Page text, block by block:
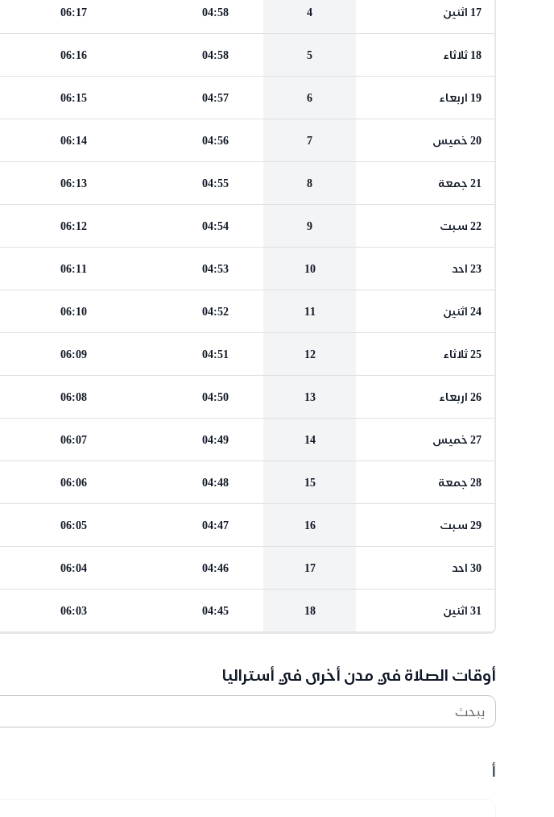
17 اثنين 4
04:58
06:17
18 ثلاثاء 5
04:58
06:16
19 اربعاء 6
04:57
06:15
20 خميس 7
04:56
06:14
21 جمعة 8
04:55
06:13
22 سبت 9
04:54
06:12
23 احد 10
04:53
06:11
24 اثنين 11
04:52
06:10
25 ثلاثاء 12
04:51
06:09
26 اربعاء 13
04:50
06:08
27 خميس 14
04:49
06:07
28 جمعة 15
04:48
06:06
29 سبت 16
04:47
06:05
30 احد 17
04:46
06:04
31 اثنين 18
04:45
06:03
أوقات الصلاة في مدن أخرى في أستراليا
يبحث
أ